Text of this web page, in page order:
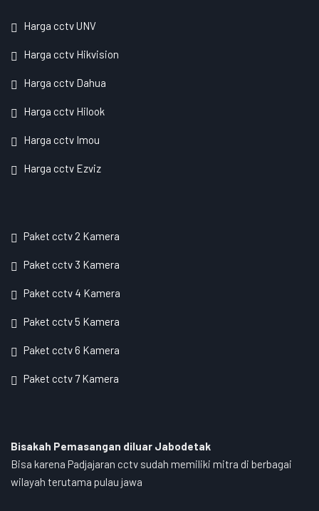
Harga cctv UNV
Harga cctv Hikvision
Harga cctv Dahua
Harga cctv Hilook
Harga cctv Imou
Harga cctv Ezviz
Paket cctv 2 Kamera
Paket cctv 3 Kamera
Paket cctv 4 Kamera
Paket cctv 5 Kamera
Paket cctv 6 Kamera
Paket cctv 7 Kamera
Bisakah Pemasangan diluar Jabodetak
Bisa karena Padjajaran cctv sudah memiliki mitra di berbagai
wilayah terutama pulau jawa